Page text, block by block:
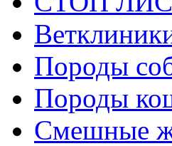
Породы
Породы
Смешные